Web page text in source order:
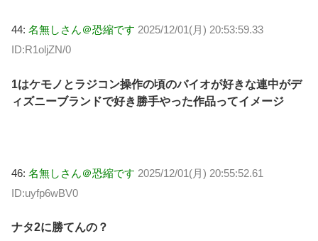
44: 名無しさん＠恐縮です 2025/12/01(月) 20:53:59.33
ID:R1oljZN/0
1はケモノとラジコン操作の頃のバイオが好きな連中がデ
ィズニーブランドで好き勝手やった作品ってイメージ
46: 名無しさん＠恐縮です 2025/12/01(月) 20:55:52.61
ID:uyfp6wBV0
ナタ2に勝てんの？